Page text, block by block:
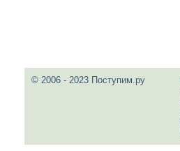
© 2006 - 2023 Поступим.ру